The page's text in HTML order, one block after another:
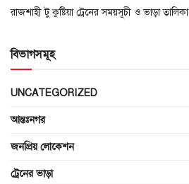
রাজশাহী টু কুষ্টিয়া ট্রেনের সময়সূচী ও ভাড়া তালিকা
বিভাগসমূহ
UNCATEGORIZED
আন্তঃনগর
জনপ্রিয় লোকেশন
ট্রেনের ভাড়া